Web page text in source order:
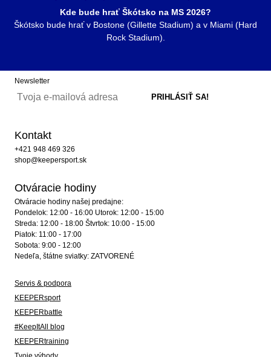
Kde bude hrať Škótsko na MS 2026?
Škótsko bude hrať v Bostone (Gillette Stadium) a v Miami (Hard
Rock Stadium).
Newsletter
Kontakt
+421 948 469 326
shop@keepersport.sk
Otváracie hodiny
Otváracie hodiny našej predajne:
Pondelok: 12:00 - 16:00 Utorok: 12:00 - 15:00
Streda: 12:00 - 18:00 Štvrtok: 10:00 - 15:00
Piatok: 11:00 - 17:00
Sobota: 9:00 - 12:00
Nedeľa, štátne sviatky: ZATVORENÉ
Servis & podpora
KEEPERsport
KEEPERbattle
#KeepItAll blog
KEEPERtraining